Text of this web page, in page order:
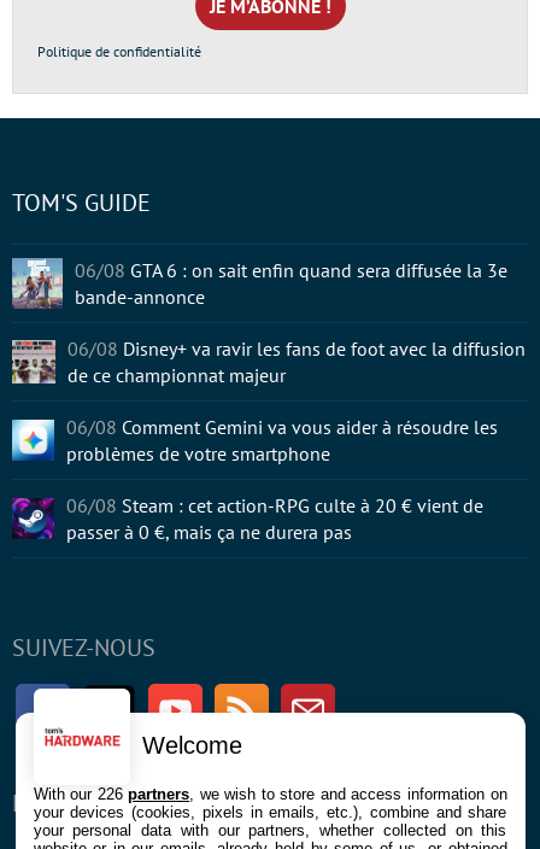
*
Politique de confidentialité
SUIVEZ-NOUS
FacebookTwitter Youtube RSS Newsletter
ENTREPRISE À PROPOS
TOM'S GUIDE
06/08 GTA 6 : on sait enfin quand sera diffusée la 3e
bande-annonce
06/08 Disney+ va ravir les fans de foot avec la diffusion
de ce championnat majeur
06/08 Comment Gemini va vous aider à résoudre les
problèmes de votre smartphone
06/08 Steam : cet action-RPG culte à 20 € vient de
passer à 0 €, mais ça ne durera pas
Welcome
With our 226partners , we wish to store and access information on
your devices (cookies, pixels in emails, etc.), combine and share
your personal data with our partners, whether collected on this